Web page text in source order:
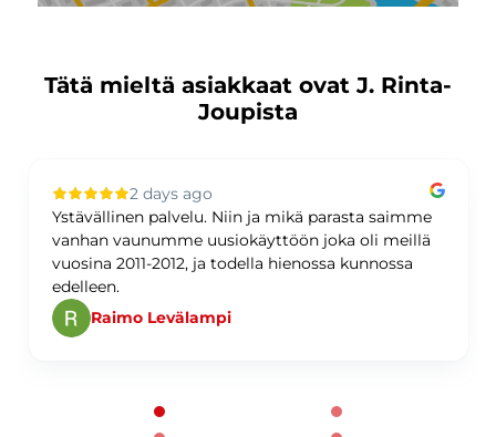
Tätä mieltä asiakkaat ovat J. Rinta-
Joupista
2 days ago
Ystävällinen palvelu. Niin ja mikä parasta saimme
vanhan vaunumme uusiokäyttöön joka oli meillä
vuosina 2011-2012, ja todella hienossa kunnossa
edelleen.
Raimo Levälampi